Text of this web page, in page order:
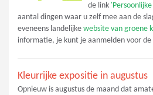
de link
aantal dingen waar u zelf mee aan de
eveneens landelijke website van groene
informatie, je kunt je aanmelden voor de
Kleurrijke expositie in augustus
Opnieuw is augustus de maand dat